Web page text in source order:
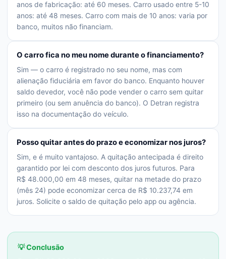
anos de fabricação: até 60 meses. Carro usado entre 5-10
anos: até 48 meses. Carro com mais de 10 anos: varia por
banco, muitos não financiam.
O carro fica no meu nome durante o financiamento?
Sim — o carro é registrado no seu nome, mas com
alienação fiduciária em favor do banco. Enquanto houver
saldo devedor, você não pode vender o carro sem quitar
primeiro (ou sem anuência do banco). O Detran registra
isso na documentação do veículo.
Posso quitar antes do prazo e economizar nos juros?
Sim, e é muito vantajoso. A quitação antecipada é direito
garantido por lei com desconto dos juros futuros. Para
R$ 48.000,00 em 48 meses, quitar na metade do prazo
(mês 24) pode economizar cerca de R$ 10.237,74 em
juros. Solicite o saldo de quitação pelo app ou agência.
💡 Conclusão